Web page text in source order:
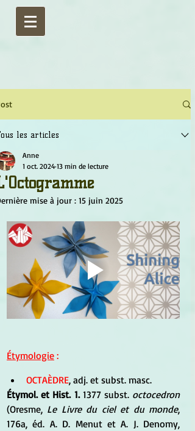
les articles
Anne
1 oct. 2024 13 min de lecture
mise à jour : 15 juin 2025
Étymologie :
OCTAÈDRE, adj. et subst. masc.
Étymol. et Hist. 1. 1377 subst. octocedron
(Oresme, Le Livre du ciel et du monde,
176a, éd. A. D. Menut et A. J. Denomy,